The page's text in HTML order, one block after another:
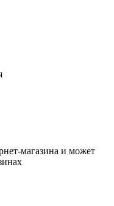
магазина и может